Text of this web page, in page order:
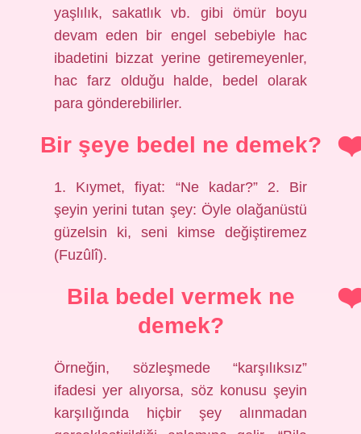
yaşlılık, sakatlık vb. gibi ömür boyu
devam eden bir engel sebebiyle hac
ibadetini bizzat yerine getiremeyenler,
hac farz olduğu halde, bedel olarak
para gönderebilirler.
Bir şeye bedel ne demek?
1. Kıymet, fiyat: “Ne kadar?” 2. Bir
şeyin yerini tutan şey: Öyle olağanüstü
güzelsin ki, seni kimse değiştiremez
(Fuzûlî).
Bila bedel vermek ne
demek?
Örneğin, sözleşmede “karşılıksız”
ifadesi yer alıyorsa, söz konusu şeyin
karşılığında hiçbir şey alınmadan